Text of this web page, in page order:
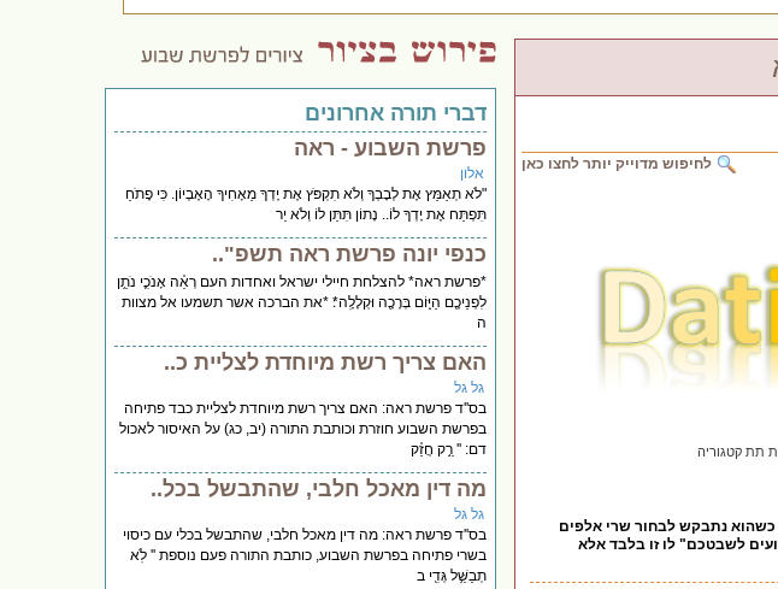
לחיפוש מדוייק יותר לחצו כאן
תת קטגוריה
כשהוא נתבקש לבחור שרי אלפים
לשבטכם" לו זו בלבד אלא
דברי תורה אחרונים
פרשת השבוע - ראה
אלון
"לֹא תְאַמֵּץ אֶת לְבָבְךָ וְלֹא תִקְפֹּץ אֶת יָדְךָ מֵאָחִיךָ הָאֶבְיוֹן. כִּי פָתֹחַ
תִּפְתַּח אֶת יָדְךָ לוֹ.. נָתוֹן תִּתֵּן לוֹ וְלֹא יֵר
כנפי יונה פרשת ראה תשפ"..
*פרשת ראה* להצלחת חיילי ישראל ואחדות העם רְאֵ֗ה אָנֹכִ֛י נֹתֵ֥ן
לִפְנֵיכֶ֖ם הַיּ֑וֹם בְּרָכָ֖ה וּקְלָלָֽה*׃ *את הברכה אשר תשמעו אל מצוות
ה
האם צריך רשת מיוחדת לצליית כ..
גל גל
בס''ד פרשת ראה: האם צריך רשת מיוחדת לצליית כבד פתיחה
בפרשת השבוע חוזרת וכותבת התורה (יב, כג) על האיסור לאכול
דם: '' רַ֣ק חֲזַ֗ק
מה דין מאכל חלבי, שהתבשל בכל..
גל גל
בס''ד פרשת ראה: מה דין מאכל חלבי, שהתבשל בכלי עם כיסוי
בשרי פתיחה בפרשת השבוע, כותבת התורה פעם נוספת '' לֹֽא
תְבַשֵּׁ֥ל גְּדִ֖י ב